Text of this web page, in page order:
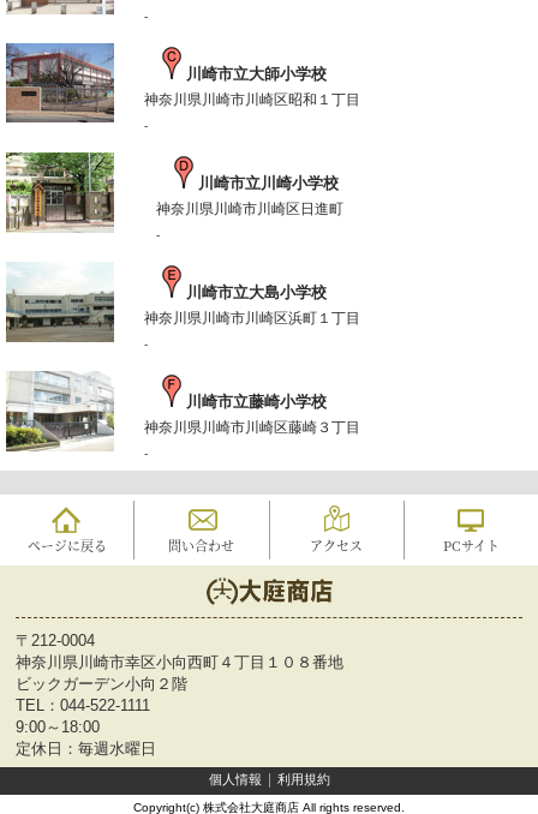
-
川崎市立大師小学校
神奈川県川崎市川崎区昭和１丁目
-
川崎市立川崎小学校
神奈川県川崎市川崎区日進町
-
川崎市立大島小学校
神奈川県川崎市川崎区浜町１丁目
-
川崎市立藤崎小学校
神奈川県川崎市川崎区藤崎３丁目
-
ページに戻る 問い合わせ アクセス PCサイト
〒212-0004
神奈川県川崎市幸区小向西町４丁目１０８番地
ビックガーデン小向２階
TEL： 044-522-1111
9:00～18:00
定休日：毎週水曜日
個人情報 利用規約
Copyright(c) 株式会社大庭商店 All rights reserved.